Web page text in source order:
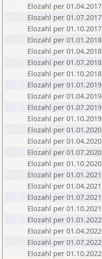
Elozahl per 01.04.2017
Elozahl per 01.07.2017
Elozahl per 01.10.2017
Elozahl per 01.01.2018
Elozahl per 01.04.2018
Elozahl per 01.07.2018
Elozahl per 01.10.2018
Elozahl per 01.01.2019
Elozahl per 01.04.2019
Elozahl per 01.07.2019
Elozahl per 01.10.2019
Elozahl per 01.01.2020
Elozahl per 01.04.2020
Elozahl per 01.07.2020
Elozahl per 01.10.2020
Elozahl per 01.01.2021
Elozahl per 01.04.2021
Elozahl per 01.07.2021
Elozahl per 01.10.2021
Elozahl per 01.01.2022
Elozahl per 01.04.2022
Elozahl per 01.07.2022
Elozahl per 01.10.2022